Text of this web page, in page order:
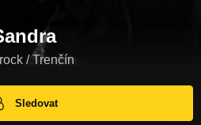
/ Trenčín
Sledovat